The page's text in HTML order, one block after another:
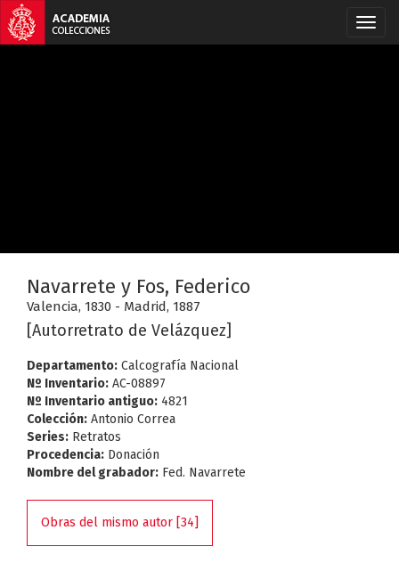
Navarrete y Fos, Federico
Valencia, 1830 - Madrid, 1887
[Autorretrato de Velázquez]
Departamento: Calcografía Nacional
Nº Inventario: AC-08897
Nº Inventario antiguo: 4821
Colección: Antonio Correa
Series: Retratos
Procedencia: Donación
Nombre del grabador: Fed. Navarrete
Obras del mismo autor [34]